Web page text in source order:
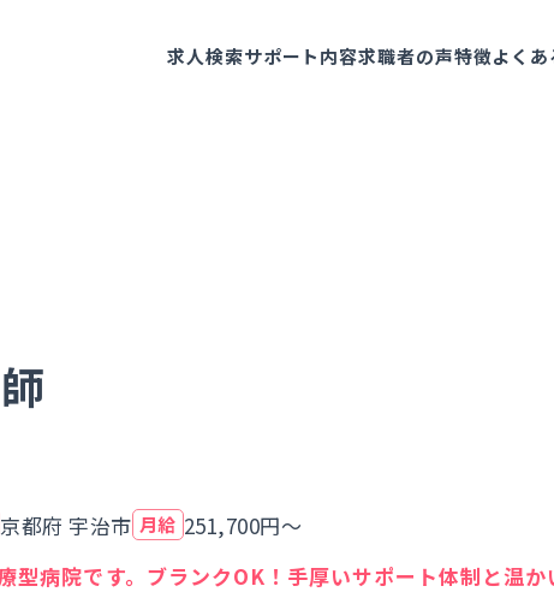
求人検索サポート内容求職者の声特徴よく
京都府 宇治市 月給 251,700円～
型病院です。ブランクOK！手厚いサポート体制と温